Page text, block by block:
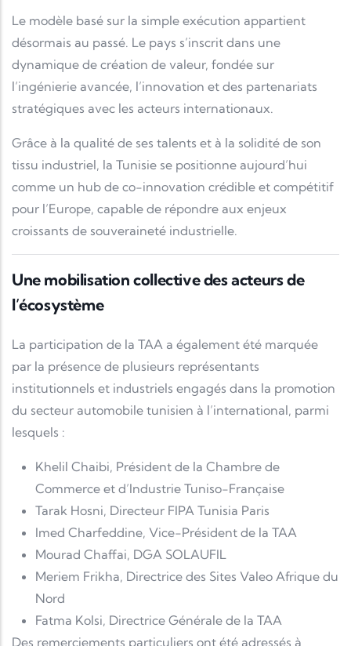
Le modèle basé sur la simple exécution appartient
désormais au passé. Le pays s’inscrit dans une
dynamique de création de valeur, fondée sur
l’ingénierie avancée, l’innovation et des partenariats
stratégiques avec les acteurs internationaux.
Grâce à la qualité de ses talents et à la solidité de son
tissu industriel, la Tunisie se positionne aujourd’hui
comme un hub de co-innovation crédible et compétitif
pour l’Europe, capable de répondre aux enjeux
croissants de souveraineté industrielle.
Une mobilisation collective des acteurs de
l’écosystème
La participation de la TAA a également été marquée
par la présence de plusieurs représentants
institutionnels et industriels engagés dans la promotion
du secteur automobile tunisien à l’international, parmi
lesquels :
Khelil Chaibi, Président de la Chambre de
Commerce et d’Industrie Tuniso-Française
Tarak Hosni, Directeur FIPA Tunisia Paris
Imed Charfeddine, Vice-Président de la TAA
Mourad Chaffai, DGA SOLAUFIL
Meriem Frikha, Directrice des Sites Valeo Afrique du
Nord
Fatma Kolsi, Directrice Générale de la TAA
Des remerciements particuliers ont été adressés à